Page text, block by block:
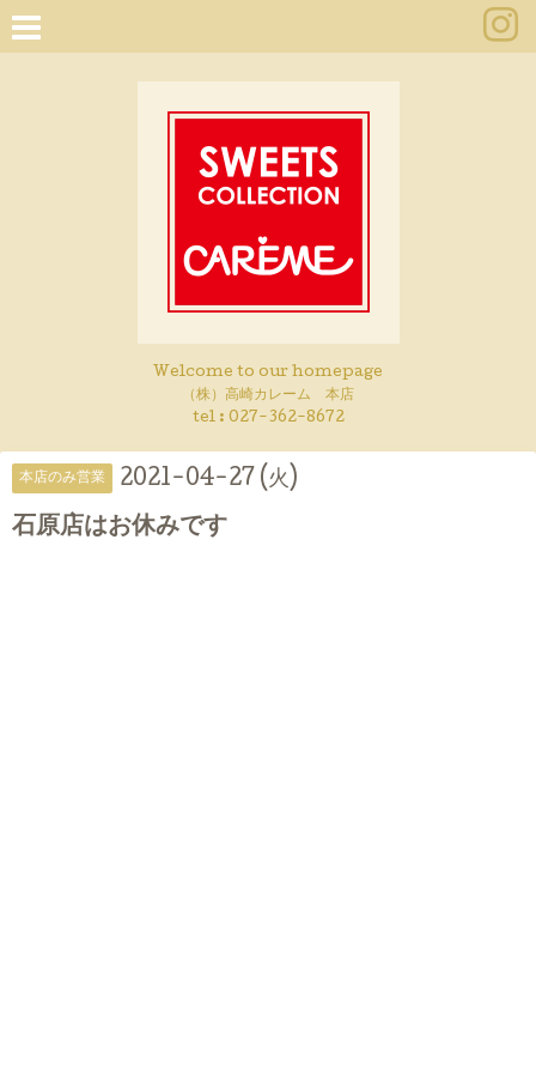
Welcome to our homepage
（株）高崎カレーム 本店
tel : 027-362-8672
本店のみ営業 2021-04-27 (火)
石原店はお休みです